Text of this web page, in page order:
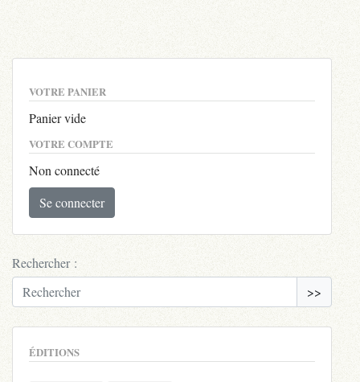
VOTRE PANIER
Panier vide
VOTRE COMPTE
Non connecté
Se connecter
Rechercher :
>>
ÉDITIONS